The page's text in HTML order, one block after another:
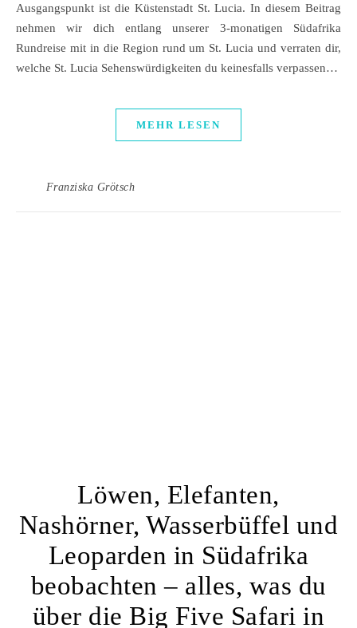
Ausgangspunkt ist die Küstenstadt St. Lucia. In diesem Beitrag
nehmen wir dich entlang unserer 3-monatigen Südafrika
Rundreise mit in die Region rund um St. Lucia und verraten dir,
welche St. Lucia Sehenswürdigkeiten du keinesfalls verpassen…
MEHR LESEN
Franziska Grötsch
Löwen, Elefanten,
Nashörner, Wasserbüffel und
Leoparden in Südafrika
beobachten – alles, was du
über die Big Five Safari in